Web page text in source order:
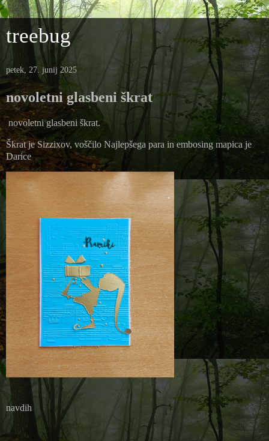
treebug
petek, 27. junij 2025
novoletni glasbeni škrat
novoletni glasbeni škrat.
Škrat je Sizzixov, voščilo Najlepšega para in embosing mapica je
Darice
navdih